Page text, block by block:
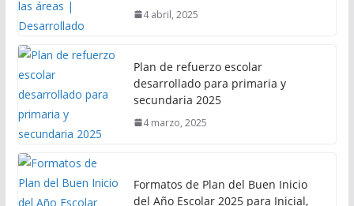
4 abril, 2025
Plan de refuerzo escolar
desarrollado para primaria y
secundaria 2025
4 marzo, 2025
Formatos de Plan del Buen Inicio
del Año Escolar 2025 para Inicial,